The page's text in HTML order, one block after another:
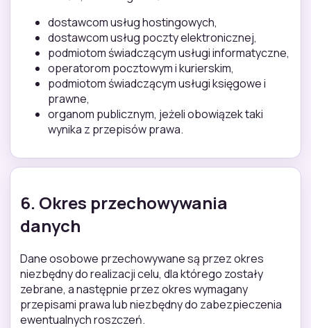
dostawcom usług hostingowych,
dostawcom usług poczty elektronicznej,
podmiotom świadczącym usługi informatyczne,
operatorom pocztowym i kurierskim,
podmiotom świadczącym usługi księgowe i
prawne,
organom publicznym, jeżeli obowiązek taki
wynika z przepisów prawa.
6. Okres przechowywania
danych
Dane osobowe przechowywane są przez okres
niezbędny do realizacji celu, dla którego zostały
zebrane, a następnie przez okres wymagany
przepisami prawa lub niezbędny do zabezpieczenia
ewentualnych roszczeń.